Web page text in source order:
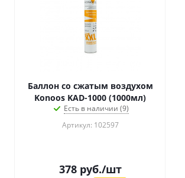
Баллон со сжатым воздухом
Konoos KAD-1000 (1000мл)
Есть в наличии (9)
Артикул: 102597
378руб./шт